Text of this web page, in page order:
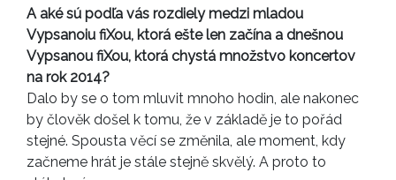
A aké sú podľa vás rozdiely medzi mladou
Vypsanoiu fiXou, ktorá ešte len začína a dnešnou
Vypsanou fiXou, ktorá chystá množstvo koncertov
na rok 2014?
Dalo by se o tom mluvit mnoho hodin, ale nakonec
by člověk došel k tomu, že v základě je to pořád
stejné. Spousta věcí se změnila, ale moment, kdy
začneme hrát je stále stejně skvělý. A proto to